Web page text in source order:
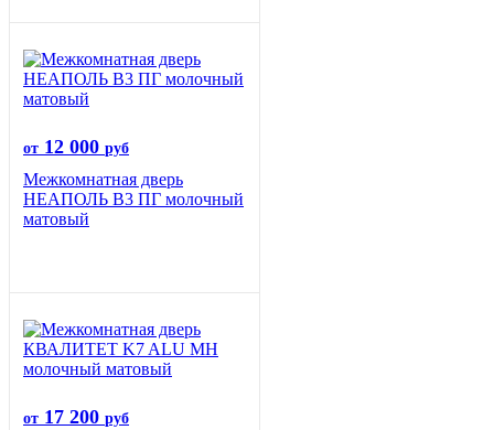
от 12 000 руб
Межкомнатная дверь
НЕАПОЛЬ В3 ПГ молочный
матовый
от 17 200 руб